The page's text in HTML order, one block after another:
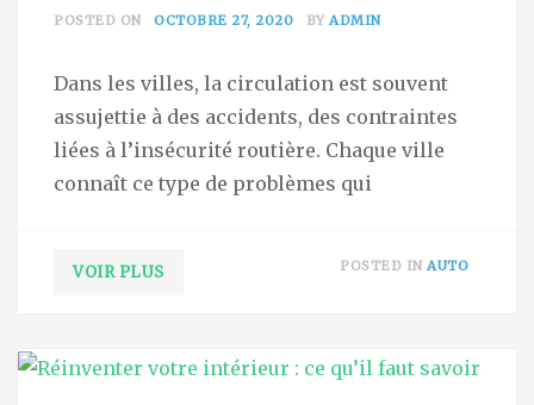
POSTED ON OCTOBRE 27, 2020 BY ADMIN
Dans les villes, la circulation est souvent
assujettie à des accidents, des contraintes
liées à l’insécurité routière. Chaque ville
connaît ce type de problèmes qui
VOIR PLUS POSTED IN AUTO